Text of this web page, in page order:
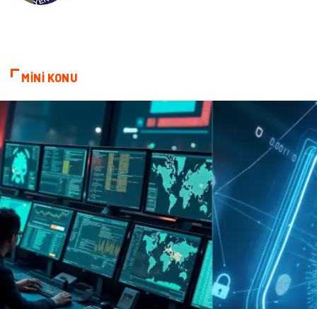
Sigorta Çadır
Yazı Tahtaları Pet Malzemeleri
MİNİ KONU